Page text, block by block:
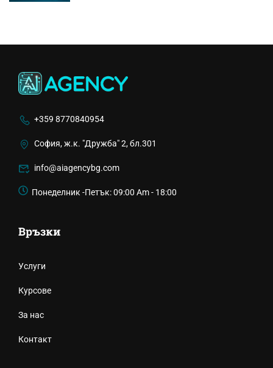
+359 8770840954
София, ж.к. "Дружба" 2, бл.301
info@aiagencybg.com
Понеделник -Петък: 09:00 Am - 18:00
Връзки
Услуги
Курсове
За нас
Контакт